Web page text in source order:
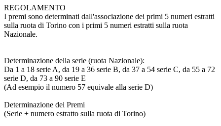
REGOLAMENTO
I premi sono determinati dall'associazione dei primi 5 numeri estratti
sulla ruota di Torino con i primi 5 numeri estratti sulla ruota
Nazionale.
Determinazione della serie (ruota Nazionale):
Da 1 a 18 serie A, da 19 a 36 serie B, da 37 a 54 serie C, da 55 a 72
serie D, da 73 a 90 serie E
(Ad esempio il numero 57 equivale alla serie D)
Determinazione dei Premi
(Serie + numero estratto sulla ruota di Torino)